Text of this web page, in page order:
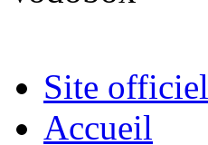
Site officiel
Accueil